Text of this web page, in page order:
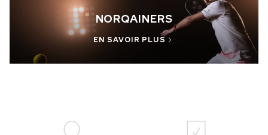
NORQAINERS
EN SAVOIR PLUS